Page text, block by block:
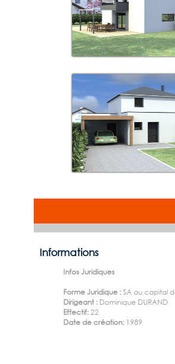
Informations
Infos Juridiques
Forme Juridique :SA au capital
Dirigeant : Dominique DURAND
Effectif:22
Date de création: 1989